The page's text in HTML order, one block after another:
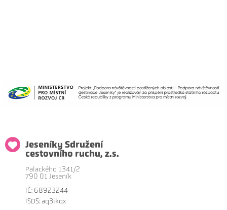
Jeseníky Sdružení
cestovního ruchu, z.s.
Palackého 1341/2
790 01 Jeseník
IČ: 68923244
ISDS: aq3ikqx